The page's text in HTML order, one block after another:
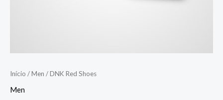
Início /Men / DNK Red Shoes
Men